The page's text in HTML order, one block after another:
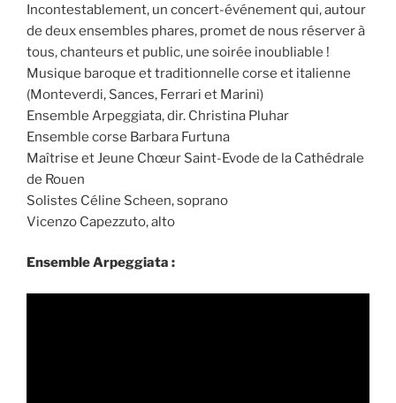
Incontestablement, un concert-événement qui, autour
de deux ensembles phares, promet de nous réserver à
tous, chanteurs et public, une soirée inoubliable !
Musique baroque et traditionnelle corse et italienne
(Monteverdi, Sances, Ferrari et Marini)
Ensemble Arpeggiata, dir. Christina Pluhar
Ensemble corse Barbara Furtuna
Maîtrise et Jeune Chœur Saint-Evode de la Cathédrale
de Rouen
Solistes Céline Scheen, soprano
Vicenzo Capezzuto, alto
Ensemble Arpeggiata :